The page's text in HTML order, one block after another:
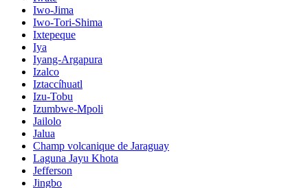
Iwo-Jima
Iwo-Tori-Shima
Ixtepeque
Iya
Iyang-Argapura
Izalco
Iztaccíhuatl
Izu-Tobu
Izumbwe-Mpoli
Jailolo
Jalua
Champ volcanique de Jaraguay
Laguna Jayu Khota
Jefferson
Jingbo